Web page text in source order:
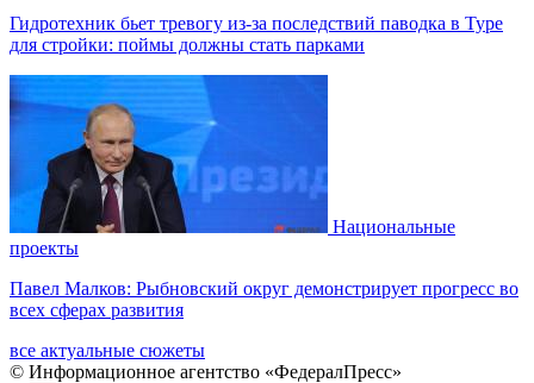
Гидротехник бьет тревогу из-за последствий паводка в Туре
для стройки: поймы должны стать парками
Национальные
проекты
Павел Малков: Рыбновский округ демонстрирует прогресс во
всех сферах развития
все актуальные сюжеты
© Информационное агентство «ФедералПресс»